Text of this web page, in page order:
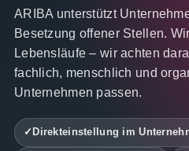
ARIBA unterstützt
Besetzung offener Stellen.
Lebensläufe – wir achten
fachlich, menschlich und
Unternehmen passen.
Direkteinstellung im